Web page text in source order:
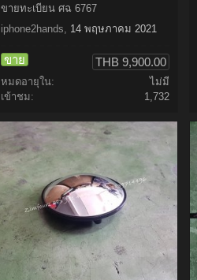
ขายทะเบียน ศฉ 6767
iphone2hands
14 พฤษภาคม 2021
ขาย THB 9,900.00
หมดอายุใน:
ไม่มี
เข้าชม:
1,732